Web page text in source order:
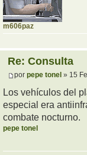
m606paz
Re: Consulta
por pepe tonel » 15
Los vehículos del
especial era
combate nocturno.
pepe tonel